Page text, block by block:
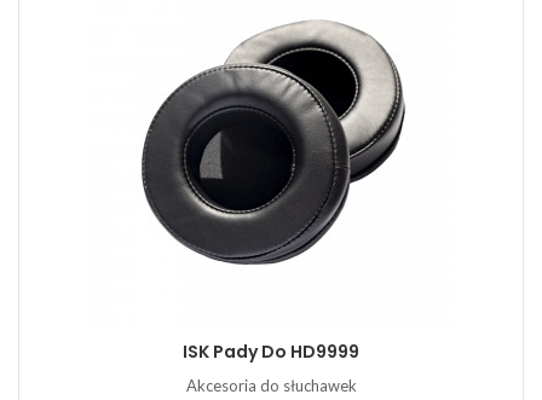
ISK Pady Do HD9999
Akcesoria do słuchawek